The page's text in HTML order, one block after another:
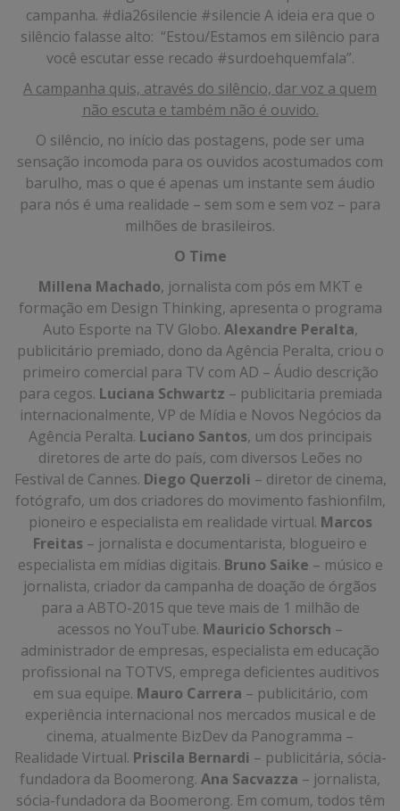
campanha. #dia26silencie #silencie A ideia era que o
silêncio falasse alto: “Estou/Estamos em silêncio para
você escutar esse recado #surdoehquemfala”.
A campanha quis, através do silêncio, dar voz a quem
não escuta e também não é ouvido.
O silêncio, no início das postagens, pode ser uma
sensação incomoda para os ouvidos acostumados com
barulho, mas o que é apenas um instante sem áudio
para nós é uma realidade – sem som e sem voz – para
milhões de brasileiros.
O Time
Millena Machado, jornalista com pós em MKT e
formação em Design Thinking, apresenta o programa
Auto Esporte na TV Globo. Alexandre Peralta,
publicitário premiado, dono da Agência Peralta, criou o
primeiro comercial para TV com AD – Áudio descrição
para cegos. Luciana Schwartz – publicitaria premiada
internacionalmente, VP de Mídia e Novos Negócios da
Agência Peralta. Luciano Santos, um dos principais
diretores de arte do país, com diversos Leões no
Festival de Cannes. Diego Querzoli – diretor de cinema,
fotógrafo, um dos criadores do movimento fashionfilm,
pioneiro e especialista em realidade virtual. Marcos
Freitas – jornalista e documentarista, blogueiro e
especialista em mídias digitais. Bruno Saike – músico e
jornalista, criador da campanha de doação de órgãos
para a ABTO-2015 que teve mais de 1 milhão de
acessos no YouTube. Mauricio Schorsch –
administrador de empresas, especialista em educação
profissional na TOTVS, emprega deficientes auditivos
em sua equipe. Mauro Carrera – publicitário, com
experiência internacional nos mercados musical e de
cinema, atualmente BizDev da Panogramma –
Realidade Virtual. Priscila Bernardi – publicitária, sócia-
fundadora da Boomerong. Ana Sacvazza – jornalista,
sócia-fundadora da Boomerong. Em comum, todos têm